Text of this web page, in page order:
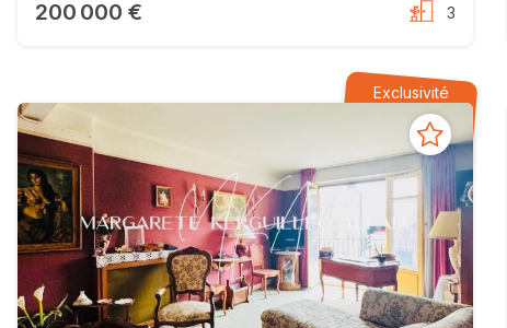
200 000 € 3
Exclusivité